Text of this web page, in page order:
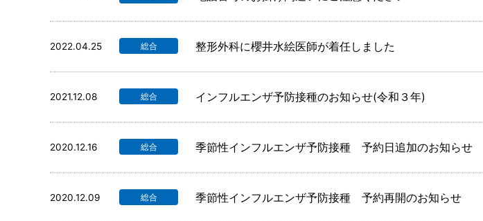
2022.04.25 総合 整形外科に櫻井水絵医師が着任しました
2021.12.08 総合 インフルエンザ予防接種のお知らせ(令和３年)
2020.12.16 総合 季節性インフルエンザ予防接種 予約日追加のお知らせ
2020.12.09 総合 季節性インフルエンザ予防接種 予約再開のお知らせ